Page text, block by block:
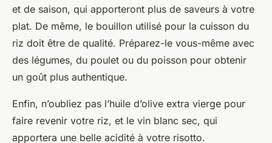
et de saison, qui apporteront plus de saveurs à votre
plat. De même, le bouillon utilisé pour la cuisson du
riz doit être de qualité. Préparez-le vous-même avec
des légumes, du poulet ou du poisson pour obtenir
un goût plus authentique.
Enfin, n’oubliez pas l’huile d’olive extra vierge pour
faire revenir votre riz, et le vin blanc sec, qui
apportera une belle acidité à votre risotto.